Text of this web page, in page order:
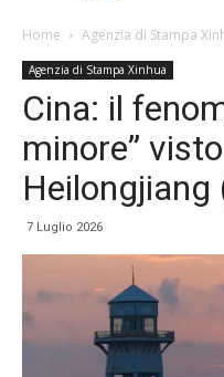
Home Agenzia di Stampa
Agenzia di Stampa Xinhua
Cina: il
minore”
Heilongjiang
7 Luglio 2026